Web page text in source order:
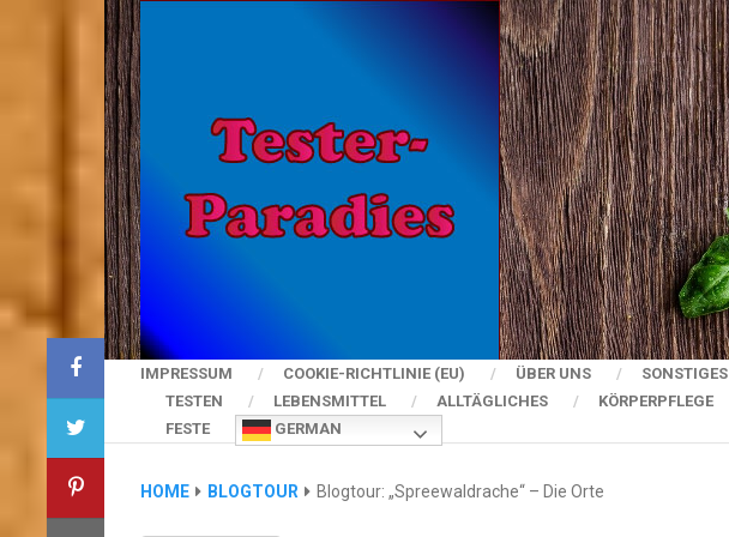
IMPRESSUM COOKIE-RICHTLINIE (EU) ÜBER UNS SONSTIGES
TESTEN
LEBENSMITTEL ALLTÄGLICHES KÖRPERPFLEGE
FESTE
GERMAN
HOME BLOGTOUR Blogtour: „Spreewaldrache“ – Die Orte